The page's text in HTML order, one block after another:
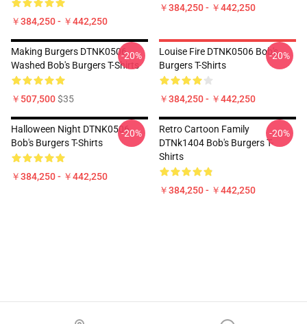
￥384,250 - ￥442,250
￥384,250 - ￥442,250
Making Burgers DTNK0506
Washed Bob's Burgers T-Shirts
￥507,500$35
-20%
Louise Fire DTNK0506 Bob's
Burgers T-Shirts
￥384,250 - ￥442,250
-20%
Halloween Night DTNK0506
Bob's Burgers T-Shirts
￥384,250 - ￥442,250
-20%
Retro Cartoon Family
DTNk1404 Bob's Burgers T-
Shirts
￥384,250 - ￥442,250
-20%